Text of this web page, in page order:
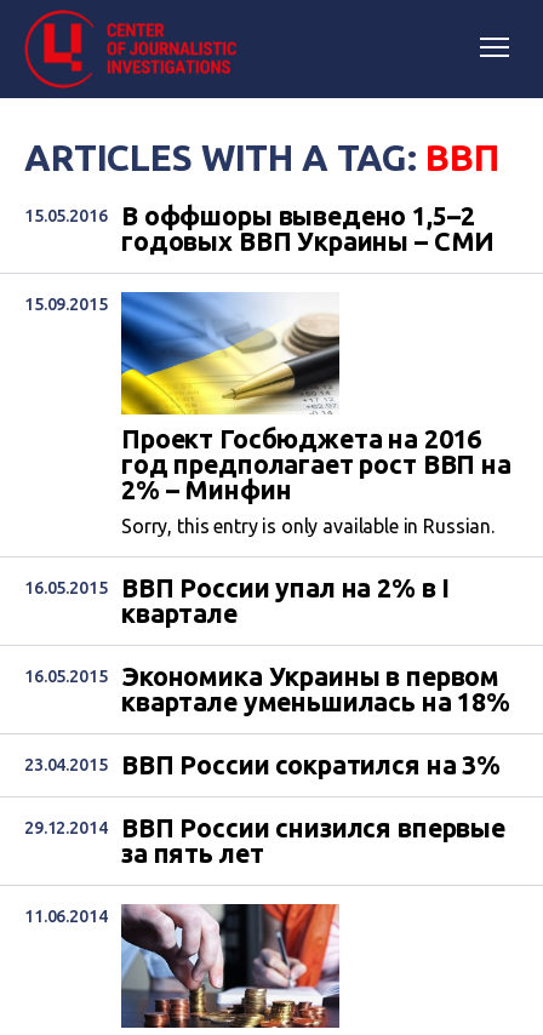
ARTICLES WITH A TAG: ВВП
15.05.2016
В оффшоры выведено 1,5–2
годовых ВВП Украины – СМИ
15.09.2015
Проект Госбюджета на 2016
год предполагает рост ВВП на
2% – Минфин
Sorry, this entry is only available in Russian.
16.05.2015
ВВП России упал на 2% в I
квартале
16.05.2015
Экономика Украины в первом
квартале уменьшилась на 18%
23.04.2015 ВВП России сократился на 3%
29.12.2014
ВВП России снизился впервые
за пять лет
11.06.2014